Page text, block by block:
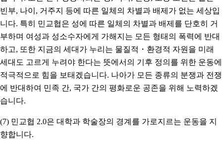
빈부, 나이, 거주지 등에 따른 일체의 차별과 배제가 없는 세상입
니다. 특히 민교협은 성에 따른 일체의 차별과 배제를 단호히 거
부하며 여성과 성소수자에게 가해지는 모든 형태의 폭력에 반대
하고, 또한 지금의 세대가 누리는 물질적・환경적 자원을 미래
세대도 고르게 누려야 한다는 뜻에서의 기후 정의를 위한 운동에
적극적으로 힘을 보태겠습니다. 나아가 모든 종류의 분쟁과 전쟁
에 반대하여 민족 간, 국가 간의 평화로운 공존을 위해 노력하겠
습니다.
(7) 민교협 2.0은 대학과 학술장의 경계를 가로지르는 운동을 지
향합니다.